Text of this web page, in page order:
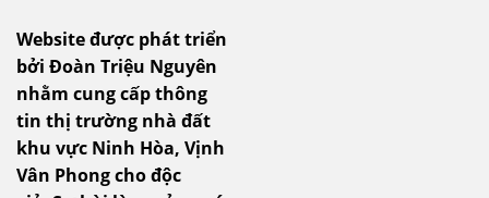
Website được phát triển
bởi Đoàn Triệu Nguyên
nhằm cung cấp thông
tin thị trường nhà đất
khu vực Ninh Hòa, Vịnh
Vân Phong cho độc